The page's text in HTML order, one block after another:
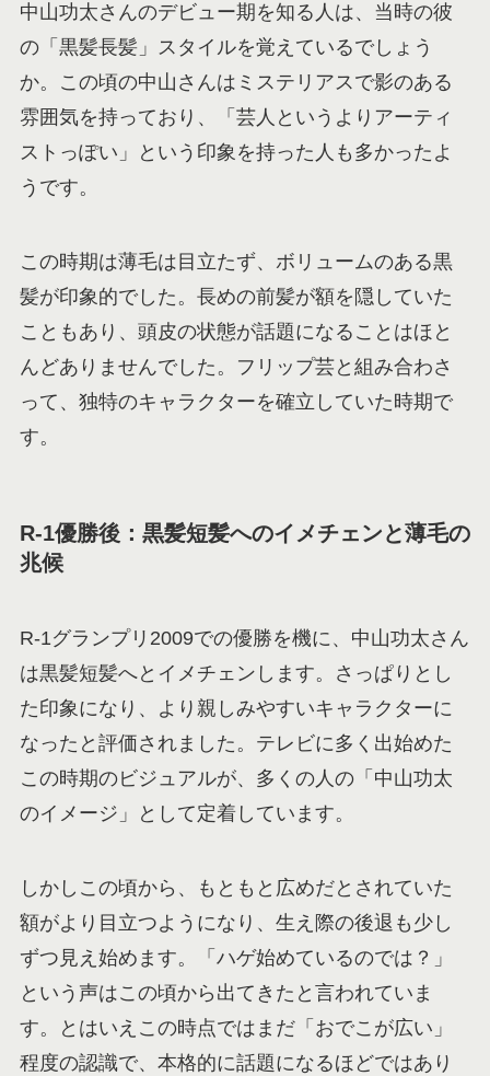
中山功太さんのデビュー期を知る人は、当時の彼
の「黒髪長髪」スタイルを覚えているでしょう
か。この頃の中山さんはミステリアスで影のある
雰囲気を持っており、「芸人というよりアーティ
ストっぽい」という印象を持った人も多かったよ
うです。
この時期は薄毛は目立たず、ボリュームのある黒
髪が印象的でした。長めの前髪が額を隠していた
こともあり、頭皮の状態が話題になることはほと
んどありませんでした。フリップ芸と組み合わさ
って、独特のキャラクターを確立していた時期で
す。
R-1優勝後：黒髪短髪へのイメチェンと薄毛の
兆候
R-1グランプリ2009での優勝を機に、中山功太さん
は黒髪短髪へとイメチェンします。さっぱりとし
た印象になり、より親しみやすいキャラクターに
なったと評価されました。テレビに多く出始めた
この時期のビジュアルが、多くの人の「中山功太
のイメージ」として定着しています。
しかしこの頃から、もともと広めだとされていた
額がより目立つようになり、生え際の後退も少し
ずつ見え始めます。「ハゲ始めているのでは？」
という声はこの頃から出てきたと言われていま
す。とはいえこの時点ではまだ「おでこが広い」
程度の認識で、本格的に話題になるほどではあり